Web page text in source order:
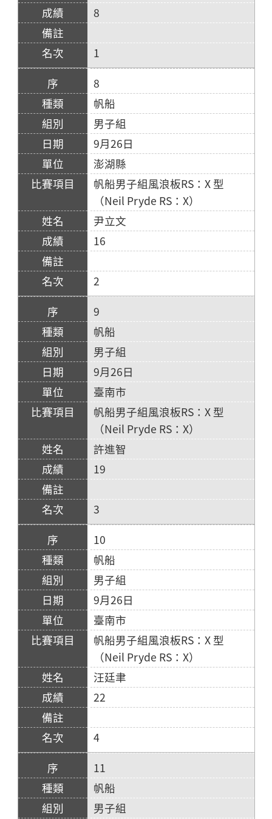
8
1
8
帆船
男子組
9月26日
澎湖縣
帆船男子組風浪板RS：X 型
（Neil Pryde RS：X）
尹立文
16
2
9
帆船
男子組
9月26日
臺南市
帆船男子組風浪板RS：X 型
（Neil Pryde RS：X）
許進智
19
3
10
帆船
男子組
9月26日
臺南市
帆船男子組風浪板RS：X 型
（Neil Pryde RS：X）
汪廷聿
22
4
11
帆船
男子組